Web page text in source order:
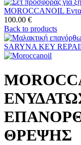
MOROCCANOIL
100.00 €
Back to products
SARYNA KEY
ΘΡΕΨΗΣ